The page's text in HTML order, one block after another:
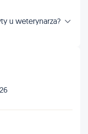
u weterynarza?